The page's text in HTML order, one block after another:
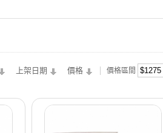
上架日期 價格 價格區間